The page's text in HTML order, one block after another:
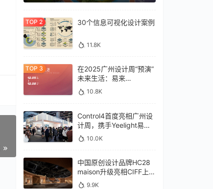
30个信息可视化设计案例
11.8K
在2025广州设计周“预演”
未来生活：易来
xControl4展位待您亲鉴
10.8K
Control4首度亮相广州设
计周，携手Yeelight易来
深化本土战略
10.0K
中国原创设计品牌HC28
maison升级亮相CIFF上
海，汇聚设计巨擘
9.9K